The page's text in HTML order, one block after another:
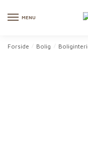
MENU
Forside / Bolig /